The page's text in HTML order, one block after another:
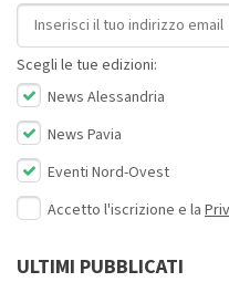
Indirizzo email
Scegli le tue edizioni:
News Alessandria
News Pavia
Eventi Nord-Ovest
Accetto l'iscrizione e la
ULTIMI PUBBLICATI